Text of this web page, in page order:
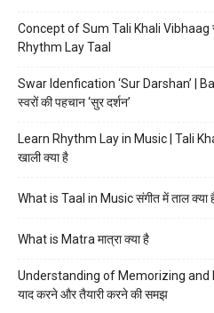
Concept of Sum Tali Khali Vibhaag
Rhythm Lay Taal
Swar Idenfication ‘Sur Darshan’ |
स्वरों की पहचान ‘सुर दर्शन’
Learn Rhythm Lay in Music | Tali
खाली क्या है
What is Taal in Music संगीत में ताल क्या
What is Matra मात्रा क्या है
Understanding of Memorizing and
याद करने और तैयारी करने की समझ